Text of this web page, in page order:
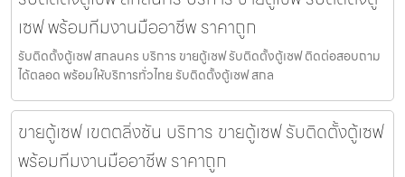
เซฟ พร้อมทีมงานมืออาชีพ ราคาถูก
รับติดตั้งตู้เซฟ สกลนคร บริการ ขายตู้เซฟ รับติดตั้งตู้เซฟ ติดต่อสอบถาม
ได้ตลอด พร้อมให้บริการทั่วไทย รับติดตั้งตู้เซฟ สกล
ขายตู้เซฟ เขตตลิ่งชัน บริการ ขายตู้เซฟ รับติดตั้งตู้เซฟ
พร้อมทีมงานมืออาชีพ ราคาถูก